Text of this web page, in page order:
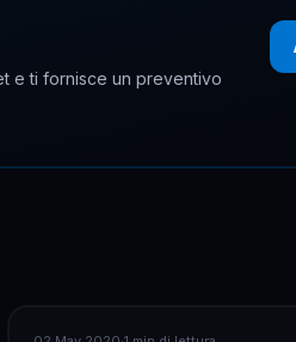
e ti fornisce un preventivo
APPLE